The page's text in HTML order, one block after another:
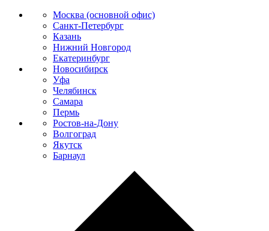
Москва (основной офис)
Санкт-Петербург
Казань
Нижний Новгород
Екатеринбург
Новосибирск
Уфа
Челябинск
Самара
Пермь
Ростов-на-Дону
Волгоград
Якутск
Барнаул